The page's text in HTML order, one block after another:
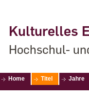
Kulturelles
Hochschul-
Home Titel Jahre